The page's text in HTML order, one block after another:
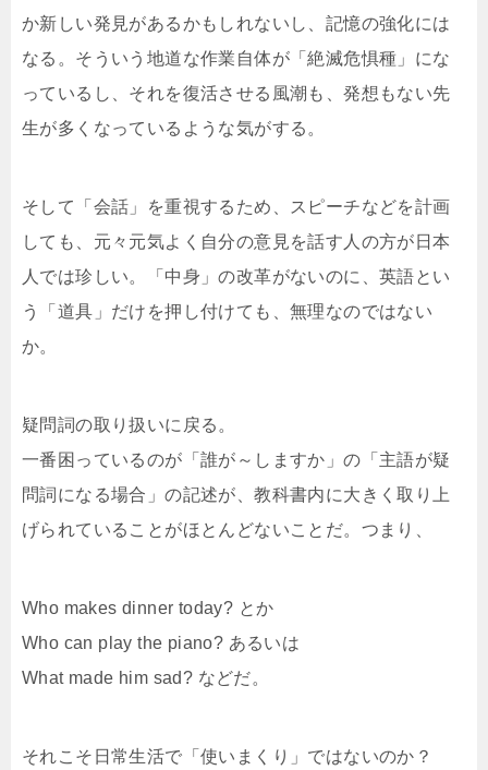
か新しい発見があるかもしれないし、記憶の強化には
なる。そういう地道な作業自体が「絶滅危惧種」にな
っているし、それを復活させる風潮も、発想もない先
生が多くなっているような気がする。
そして「会話」を重視するため、スピーチなどを計画
しても、元々元気よく自分の意見を話す人の方が日本
人では珍しい。「中身」の改革がないのに、英語とい
う「道具」だけを押し付けても、無理なのではない
か。
疑問詞の取り扱いに戻る。
一番困っているのが「誰が～しますか」の「主語が疑
問詞になる場合」の記述が、教科書内に大きく取り上
げられていることがほとんどないことだ。つまり、
Who makes dinner today? とか
Who can play the piano? あるいは
What made him sad? などだ。
それこそ日常生活で「使いまくり」ではないのか？